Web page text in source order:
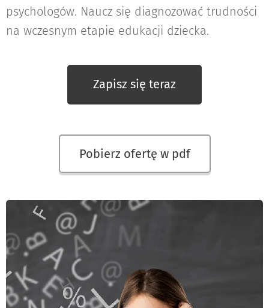
psychologów. Naucz się diagnozować trudności
na wczesnym etapie edukacji dziecka.
Zapisz się teraz
Pobierz ofertę w pdf